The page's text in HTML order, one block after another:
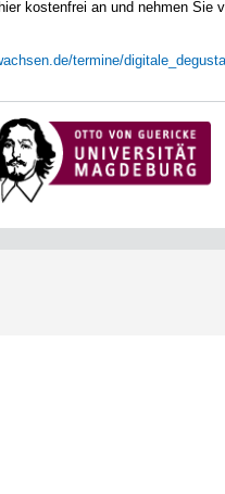
kostenfrei an und nehmen Sie
termine/